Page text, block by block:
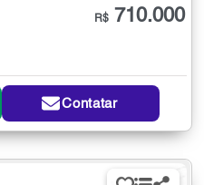
R$ 710.000
Contatar